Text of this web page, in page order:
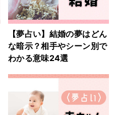
【夢占い】結婚の夢はどん
な暗示？相手やシーン別で
わかる意味24選